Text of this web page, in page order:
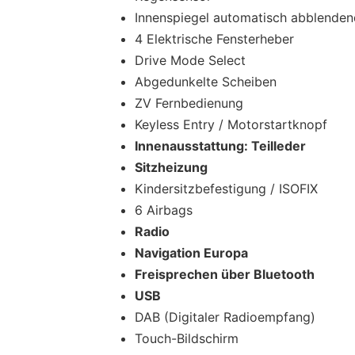
Innenspiegel automatisch
4 Elektrische Fensterheber
Drive Mode Select
Abgedunkelte Scheiben
ZV Fernbedienung
Keyless Entry / Motorstartknopf
Innenausstattung: Teilleder
Sitzheizung
Kindersitzbefestigung / ISOFIX
6 Airbags
Radio
Navigation Europa
Freisprechen über Bluetooth
USB
DAB (Digitaler Radioempfang)
Touch-Bildschirm